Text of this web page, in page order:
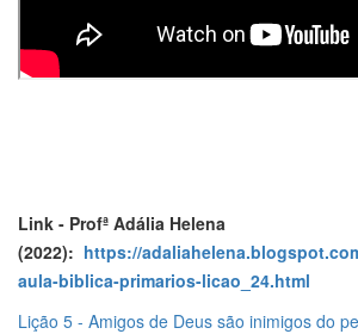
Link - Profª Adália Helena
(2022): https://
aula-biblica-primarios-licao_24.html
Lição 5 - Amigos de Deus são inimigos do